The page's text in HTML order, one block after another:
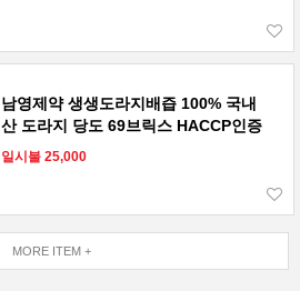
남영제약 생생도라지배즙 100% 국내
산 도라지 당도 69브릭스 HACCP인증
일시불 25,000
MORE ITEM +